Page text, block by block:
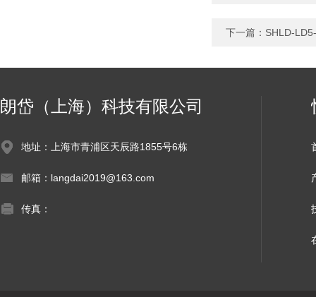
下一篇： SHLD-
朗岱（上海）科技有限公司
地址：上海市青浦区天辰路1855号6栋
邮箱：langdai2019@163.com
传真：